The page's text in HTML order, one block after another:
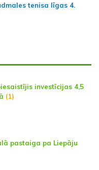
tenisa līgas 4.
investīcijas 4,5
(1)
pastaiga pa Liepāju